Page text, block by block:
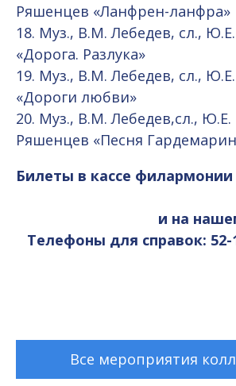
Ряшенцев «Ланфрен-ланфра»
18. Муз., В.М. Лебедев, сл.,
«Дорога. Разлука»
19. Муз., В.М. Лебедев, сл.,
«Дороги любви»
20. Муз., В.М. Лебедев,сл., Ю.Е.
Ряшенцев «Песня
Билеты в кассе филармонии
и на
Телефоны для справок: 52-
Все мероприятия